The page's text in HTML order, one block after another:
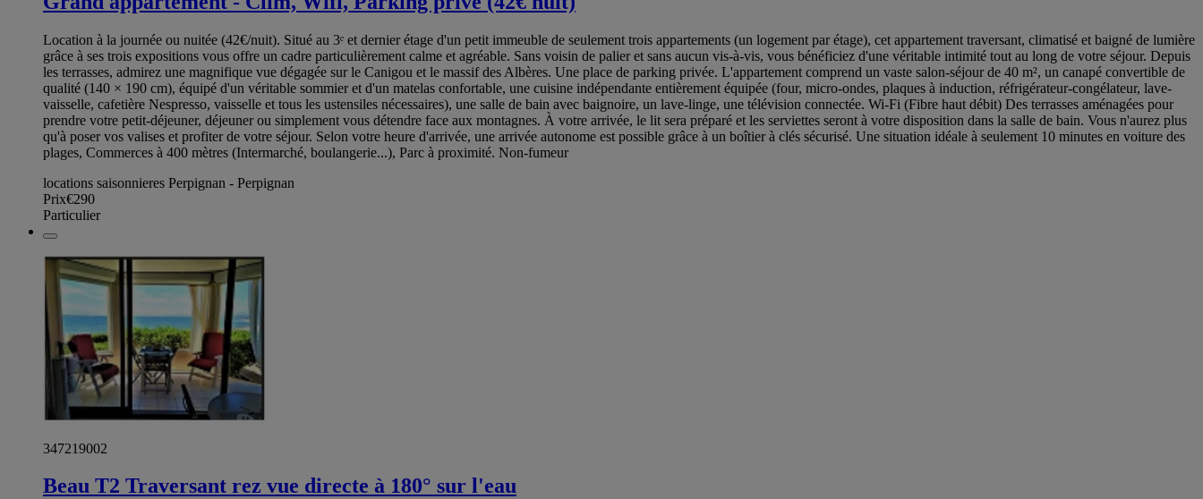
Location à la journée ou nuitée (42€/nuit). Situé au 3ᵉ et dernier étage d'un petit immeuble de seulement trois appartements (un logement par étage), cet appartement traversant, climatisé et baigné de lumière
grâce à ses trois expositions vous offre un cadre particulièrement calme et agréable. Sans voisin de palier et sans aucun vis-à-vis, vous bénéficiez d'une véritable intimité tout au long de votre séjour. Depuis
les terrasses, admirez une magnifique vue dégagée sur le Canigou et le massif des Albères. Une place de parking privée. L'appartement comprend un vaste salon-séjour de 40 m², un canapé convertible de
qualité (140 × 190 cm), équipé d'un véritable sommier et d'un matelas confortable, une cuisine indépendante entièrement équipée (four, micro-ondes, plaques à induction, réfrigérateur-congélateur, lave-
vaisselle, cafetière Nespresso, vaisselle et tous les ustensiles nécessaires), une salle de bain avec baignoire, un lave-linge, une télévision connectée. Wi-Fi (Fibre haut débit) Des terrasses aménagées pour
prendre votre petit-déjeuner, déjeuner ou simplement vous détendre face aux montagnes. À votre arrivée, le lit sera préparé et les serviettes seront à votre disposition dans la salle de bain. Vous n'aurez plus
qu'à poser vos valises et profiter de votre séjour. Selon votre heure d'arrivée, une arrivée autonome est possible grâce à un boîtier à clés sécurisé. Une situation idéale à seulement 10 minutes en voiture des
plages, Commerces à 400 mètres (Intermarché, boulangerie...), Parc à proximité. Non-fumeur
locations saisonnieres Perpignan - Perpignan
Prix€290
Particulier
347219002
Beau T2 Traversant rez vue directe à 180° sur l'eau